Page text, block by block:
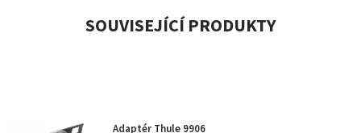
SOUVISEJÍCÍ PRODUKTY
Adaptér Thule 9906